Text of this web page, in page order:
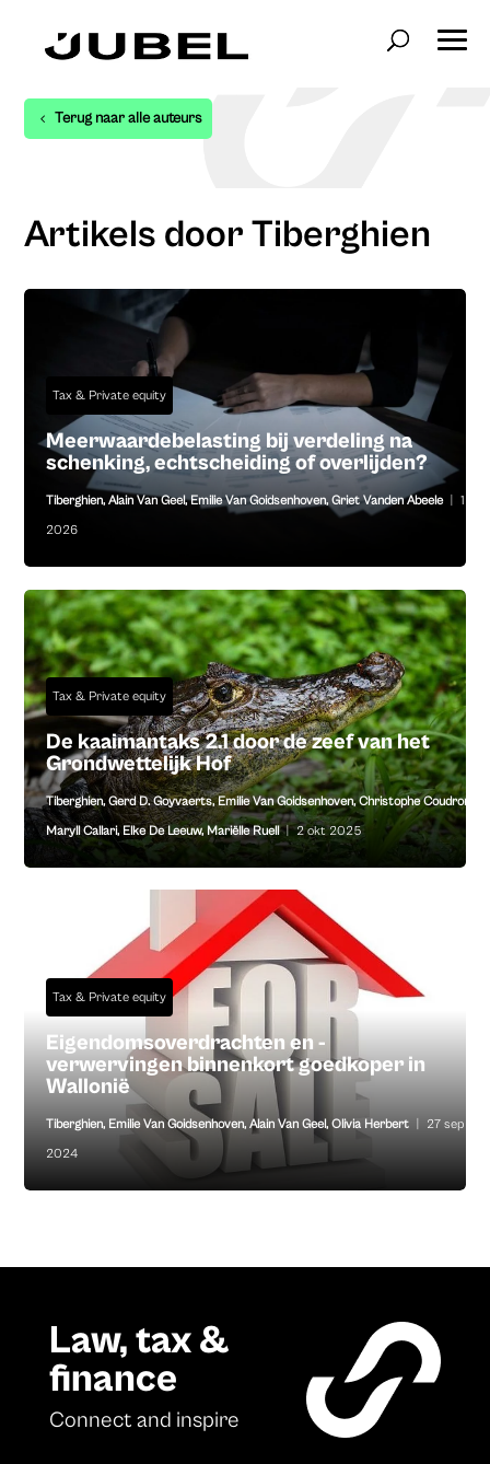
Terug naar alle auteurs
Artikels door Tiberghien
Tax & Private equity
Meerwaardebelasting bij verdeling na
schenking, echtscheiding of overlijden?
Tiberghien,Alain Van Geel,Emilie Van Goidsenhoven,Griet Vanden Abeele 1 jan
2026
Tax & Private equity
De kaaimantaks 2.1 door de zeef van het
Grondwettelijk Hof
Tiberghien,Gerd D. Goyvaerts,Emilie Van Goidsenhoven,Christophe Coudron
Maryll Callari, Elke De Leeuw,Mariëlle Ruell | 2 okt 2025
Tax & Private equity
Eigendomsoverdrachten en -
verwervingen binnenkort goedkoper in
Wallonië
Tiberghien, Emilie Van Goidsenhoven,Alain Van Geel,Olivia Herbert 27 sep
2024
Law, tax &
finance
Connect and inspire